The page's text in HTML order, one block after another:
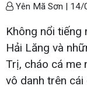
Yên Mã Sơn | 14/
Không nổi
Hải Lăng và
Trị, cháo cá me
vô danh trên